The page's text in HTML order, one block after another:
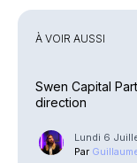
À VOIR AUSSI
Swen Capital
direction
Lundi 6
Par